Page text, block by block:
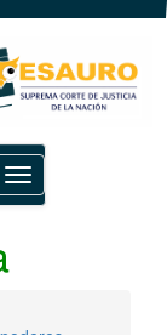
Toggle
navigation